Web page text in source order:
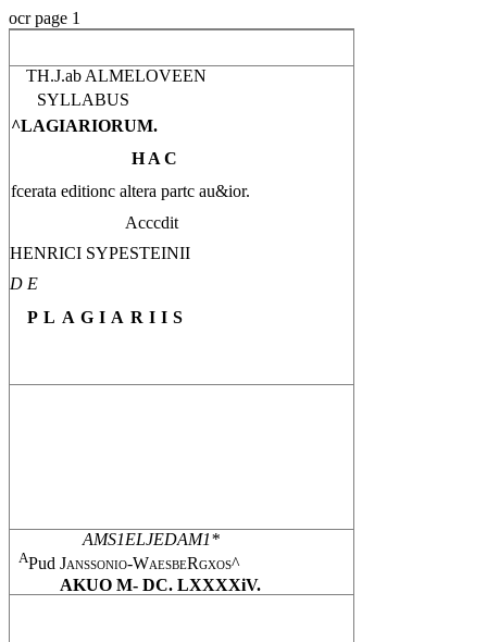
ocr page 1
TH.J.ab ALMELOVEEN
SYLLABUS
^LAGIARIORUM.
H A C
fcerata editionc altera partc au&ior.
Acccdit
HENRICI SYPESTEINII
D E
PLAGIARIIS
AMS1ELJEDAM1*
APud Janssonio-WaesbeRgxos^
AKUO M- DC. LXXXXiV.